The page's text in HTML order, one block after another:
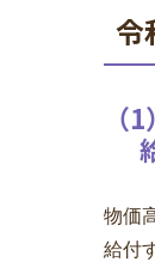
令
（
物価
給付